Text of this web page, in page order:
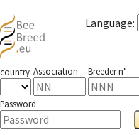
Language:
country Association Breeder n°
Password